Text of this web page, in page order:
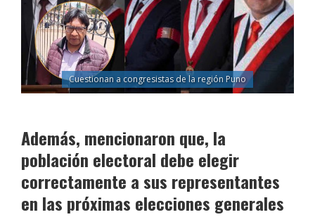
Cuestionan a congresistas de la región Puno
Además, mencionaron que, la
población electoral debe elegir
correctamente a sus representantes
en las próximas elecciones generales